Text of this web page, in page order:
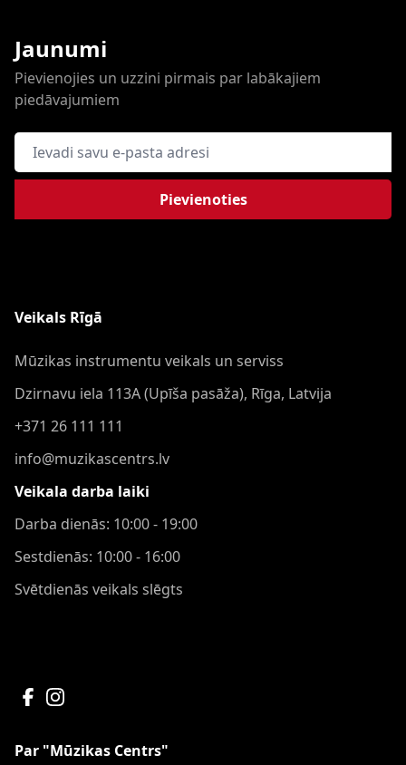
Jaunumi
Pievienojies un uzzini pirmais par labākajiem
piedāvajumiem
E-pasta adrese
Pievienoties
Veikals Rīgā
Mūzikas instrumentu veikals un serviss
Dzirnavu iela 113A (Upīša pasāža), Rīga, Latvija
+371 26 111 111
info@muzikascentrs.lv
Veikala darba laiki
Darba dienās: 10:00 - 19:00
Sestdienās: 10:00 - 16:00
Svētdienās veikals slēgts
Par "Mūzikas Centrs"